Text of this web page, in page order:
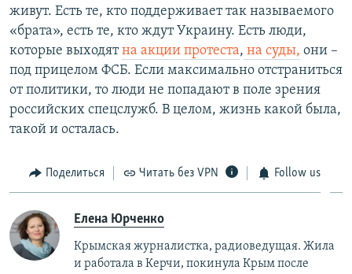
живут. Есть те, кто поддерживает так называемого
«брата», есть те, кто ждут Украину. Есть люди,
которые выходятна акции протеста, на суды, они –
под прицелом ФСБ. Если максимально отстраниться
от политики, то люди не попадают в поле зрения
российских спецслужб. В целом, жизнь какой была,
такой и осталась.
Поделиться Читать без VPN Follow us
Елена Юрченко
Крымская журналистка, радиоведущая. Жила
и работала в Керчи, покинула Крым после